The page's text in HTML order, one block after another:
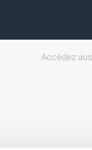
Accédez